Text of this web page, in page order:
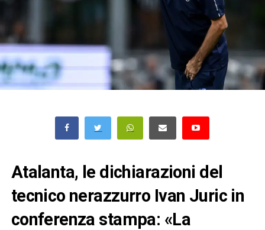
Atalanta, le dichiarazioni del
tecnico nerazzurro Ivan Juric in
conferenza stampa: «La